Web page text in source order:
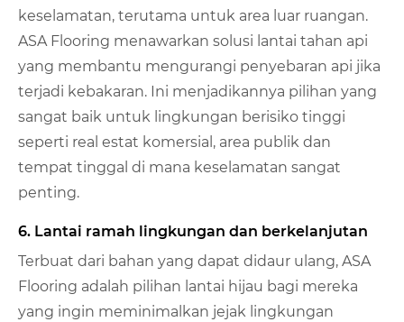
keselamatan, terutama untuk area luar ruangan.
ASA Flooring menawarkan solusi lantai tahan api
yang membantu mengurangi penyebaran api jika
terjadi kebakaran. Ini menjadikannya pilihan yang
sangat baik untuk lingkungan berisiko tinggi
seperti real estat komersial, area publik dan
tempat tinggal di mana keselamatan sangat
penting.
6. Lantai ramah lingkungan dan berkelanjutan
Terbuat dari bahan yang dapat didaur ulang, ASA
Flooring adalah pilihan lantai hijau bagi mereka
yang ingin meminimalkan jejak lingkungan